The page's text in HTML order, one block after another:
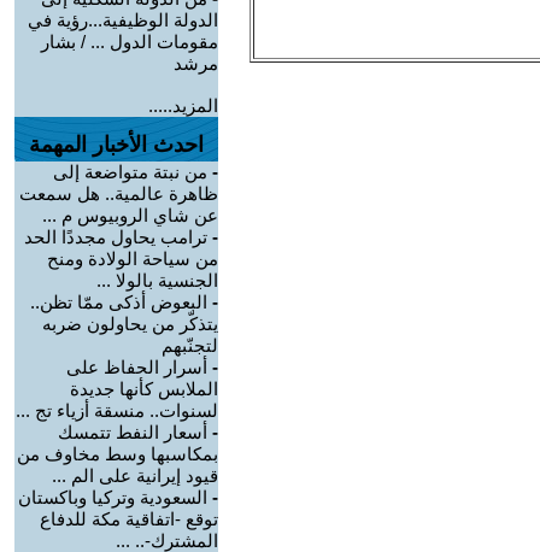
الدولة الوظيفية...رؤية في
مقومات الدول ... / بشار
مرشد
المزيد.....
احدث الأخبار المهمة
- من نبتة متواضعة إلى
ظاهرة عالمية.. هل سمعت
عن شاي الروبيوس م ...
- ترامب يحاول مجددًا الحد
من سياحة الولادة ومنح
الجنسية بالولا ...
- البعوض أذكى ممّا تظن..
يتذكّر من يحاولون ضربه
لتجنّبهم
- أسرار الحفاظ على
الملابس كأنها جديدة
لسنوات.. منسقة أزياء تج ...
- أسعار النفط تتمسك
بمكاسبها وسط مخاوف من
قيود إيرانية على الم ...
- السعودية وتركيا وباكستان
توقع -اتفاقية مكة للدفاع
المشترك-.. ...